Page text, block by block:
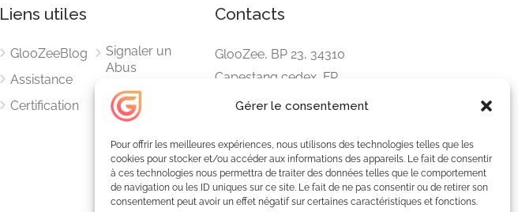
Gérer le consentement
Pour offrir les meilleures expériences, nous utilisons des technologies telles que les
cookies pour stocker et/ou accéder aux informations des appareils. Le fait de consentir
à ces technologies nous permettra de traiter des données telles que le comportement
de navigation ou les ID uniques sur ce site. Le fait de ne pas consentir ou de retirer son
consentement peut avoir un effet négatif sur certaines caractéristiques et fonctions.
Liens utiles
GlooZeeBlog
Assistance
Certification
Signaler un
Abus
RGPD
CGU
Mentions
Légales
Contacts
GlooZee, BP 23, 34310
Capestang cedex, FR
Téléphone: (+33) 525.680.380